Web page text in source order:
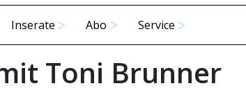
Inserate Abo Service
Toni Brunner